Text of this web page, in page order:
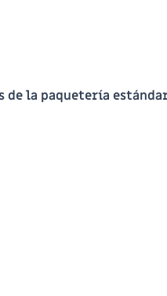
la paquetería